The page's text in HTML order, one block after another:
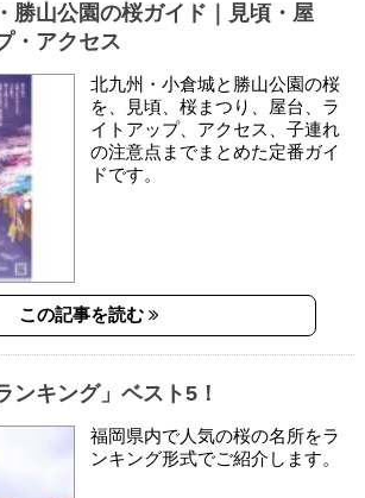
勝山公園の桜ガイド｜見頃・屋
・アクセス
北九州・小倉城と勝山公園の桜
を、見頃、桜まつり、屋台、ラ
イトアップ、アクセス、子連れ
の注意点までまとめた定番ガイ
ドです。
この記事を読む
ンキング」ベスト5！
福岡県内で人気の桜の名所をラ
ンキング形式でご紹介します。